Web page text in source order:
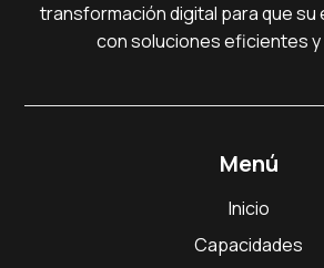
transformación digital para que su
con soluciones eficientes y
Menú
Inicio
Capacidades